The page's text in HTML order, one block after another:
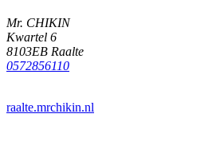
Mr. CHIKIN
Kwartel 6
8103EB Raalte
0572856110
raalte.mrchikin.nl